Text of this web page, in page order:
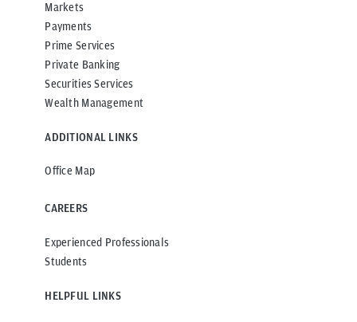
Markets
Payments
Prime Services
Private Banking
Securities Services
Wealth Management
ADDITIONAL LINKS
Office Map
CAREERS
Experienced Professionals
Students
HELPFUL LINKS